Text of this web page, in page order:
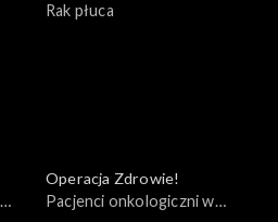
Rak płuca
Operacja Zdrowie!
Pacjenci onkologiczni w